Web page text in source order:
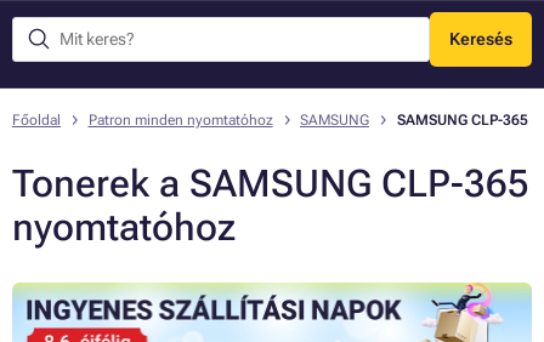
Keresés
Menü
Főoldal Patron minden nyomtatóhoz SAMSUNG SAMSUNG CLP-365
Tonerek a SAMSUNG CLP-365
nyomtatóhoz